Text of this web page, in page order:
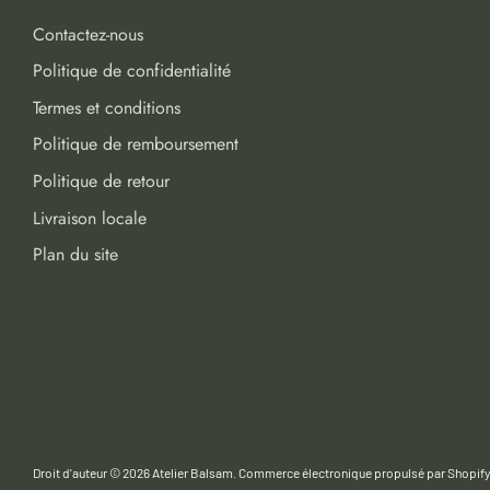
Contactez-nous
Politique de confidentialité
Termes et conditions
Politique de remboursement
Politique de retour
Livraison locale
Plan du site
Droit d'auteur © 2026 Atelier Balsam Commerce électronique propulsé par Shopify